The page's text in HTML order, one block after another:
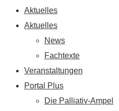
Aktuelles
Aktuelles
News
Fachtexte
Veranstaltungen
Portal Plus
Die Palliativ-Ampel